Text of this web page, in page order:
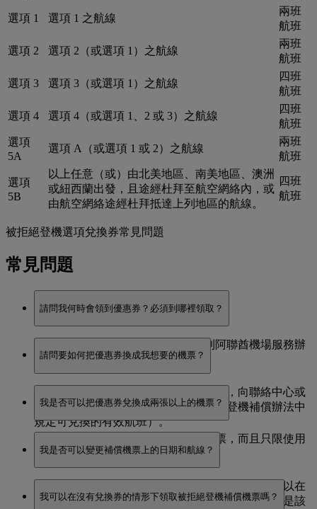
選項 1 選項 1 之航線
兩班
航班
選項 2 選項 2（或選項 1）之航線
兩班
航班
選項 3 選項 3（或選項 1）之航線
四班
航班
選項 4 選項 4（或選項 1、2 或 3）之航線
四班
航班
選項
5A
選項 A（或選項 1 或 2）之航線
兩班
航班
選項
5B
以上任意（或）由北美地區、南美地區、澳洲
或紐西蘭出發，且途經杜拜至航空網絡內，或
由航空網絡途經杜拜抵達上列地區的航線。
四班
航班
被拒絕登機選項兌換券常見問題
常見問題
請問我何時會領到優惠券？必須到哪裡領取？
一旦您確定被拒絕登機，便可立即到阿聯酋機場服務辦
公室領取優惠券。
請問要如何把優惠券換成我想要的機票？
您可以在優惠券開立後 7 至 365 天之內，向聯絡中心或
售票辦公室預訂機票（只限預訂被拒絕登機補償辦法中
規定可兌換的有效航班）。
該機票從簽發之日起一年內有效。
我是否可以把優惠券兌換成兩張以上的機票？
不可以。優惠券只能兌換一張回程機票，而且只限使用
一次。
我是否可以變更補償機票上的日期和航線？
可以。只要補償機票未超過一年的有效期限，您可以在
指定範圍內變更日期和航線，不需額外付費，前提是該
我可以在沒有兌換券的情形下領取被拒絕登機補償機票嗎？